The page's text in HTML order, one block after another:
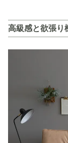
高級感と欲張り